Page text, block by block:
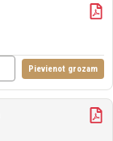
Pievienot grozam